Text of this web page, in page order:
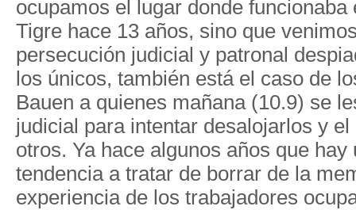
ocupamos el lugar donde funcionaba
Tigre hace 13 años, sino que
persecución judicial y patronal
los únicos, también está el caso de
Bauen a quienes mañana (10.9) se
judicial para intentar desalojarlos y el
otros. Ya hace algunos años que hay
tendencia a tratar de borrar de la
experiencia de los trabajadores